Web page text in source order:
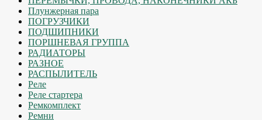
Плунжерная пара
ПОГРУЗЧИКИ
ПОДШИПНИКИ
ПОРШНЕВАЯ ГРУППА
РАДИАТОРЫ
РАЗНОЕ
РАСПЫЛИТЕЛЬ
Реле
Реле стартера
Ремкомплект
Ремни